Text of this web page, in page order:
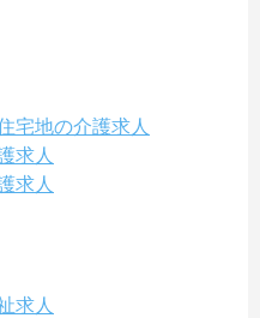
宅地の介護求人
求人
求人
求人